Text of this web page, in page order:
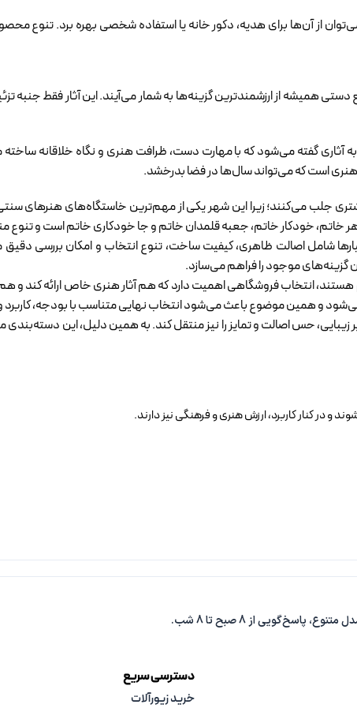
از آن‌ها برای هدیه، دکور خانه یا استفاده شخصی بهره برد. تنوع
همیشه از ارزشمندترین گزینه‌ها به شمار می‌آیند. این آثار فقط جنبه
گفته می‌شود که با مهارت دست، ظرافت هنری و نگاه خلاقانه ساخته
است که می‌تواند سال‌ها در فضا بدرخشد.
جلب می‌کنند؛ زیرا این شهر یکی از مهم‌ترین خاستگاه‌های
خاتم، خودکار خاتم، جعبه قلمدان خاتم و جا خودکاری خاتم است و
شامل اصالت ظاهری، کیفیت ساخت، تنوع انتخاب و امکان بررسی
گزینه‌های موجود را فراهم می‌سازد.
هستند، انتخاب فروشگاهی اهمیت دارد که هم آثار هنری خاص ارائه کند
و همین موضوع باعث می‌شود انتخاب نهایی متناسب با بودجه، کاربرد
حس اصالت و تمایز را نیز منتقل کند. به همین دلیل، این
در کنار کاربرد، ارزش هنری و فرهنگی نیز دارند.
دسترسی سریع
خرید زیورآلات